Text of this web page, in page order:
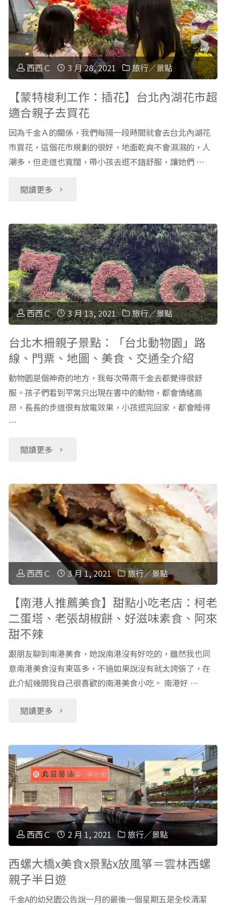
雙
滿
足
一
次
享
幼
攀
積
木
科
特
梭
利
空
間"
最
近
的
海
邊】
基
隆
玩
玩
沙
景
點：
木
山
大
崙
灘"
西西Ｃ 3 月 28, 2021 旅行／景點
【蒙特梭利工作：插花】台北內湖花市超
適合親子去買花
因為千金Ａ的關係，我們每隔一段時間就會去台北內湖花
市買花，這個花市規劃的很好，地面乾爽不會濕濕的，人
潮多，但走道也寬闊，帶小孩去逛不錯舒服，讓她們 …
閱讀更多
"【蒙
梭
利
工
作：
插
花】
台
北
市
超
適
合
親
子
去
買
西西Ｃ 3 月 13, 2021 旅行／景點
台北木柵親子景點：「台北動物園」路
線、門票、地圖、美食、交通全介紹
動物園是個神奇的地方，我每次帶兩千金去都覺得很舒
服。孩子們看到平常只出現在書中的動物，都會情緒高
昂，長長的步道很有放電效果，小孩逛完回家，都會睡得
…
閱讀更多
"台
木
柵
親
子
景
點：
北
物
路
線、
門
票、
地
圖、
西西Ｃ 3 月 1, 2021 旅行／景點
【南港人推薦美食】甜點小吃老店：柯老
二蛋塔、老張胡椒餅、好滋味素食、阿來
甜不辣
跟朋友聊到南港美食，她說南港沒有好吃的，雖然我也同
意南港美食沒有東區多，不過如果說沒有就太誇張了，在
此介紹幾間我自己很喜歡的南港美食小吃。 南港好 …
閱讀更多
"【南
人
推
薦
美
食】
甜
西西Ｃ 2 月 1, 2021 旅行／景點
西螺大橋x美食x景點x放風箏＝雲林西螺
親子半日遊
千金A的幼兒園公告說一月的最後一個星期五是全校清潔